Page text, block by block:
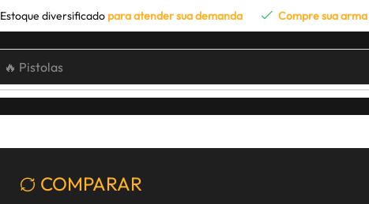
Estoque diversificado para atender sua demanda Compre sua arma
🔥 Pistolas
COMPARAR